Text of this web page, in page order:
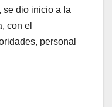
se dio inicio a la
con el
personal